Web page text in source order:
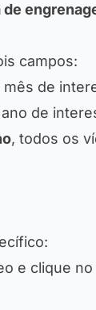
campos:
de
de
, todos os
e clique no